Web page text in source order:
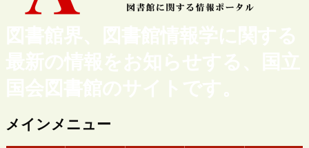
図書館界、図書館情報学に関する
最新の情報をお知らせする、国立
国会図書館のサイトです。
メインメニュー